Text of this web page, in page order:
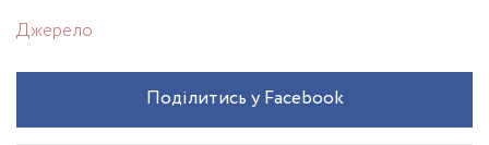
Джерело
Поділитись у Facebook